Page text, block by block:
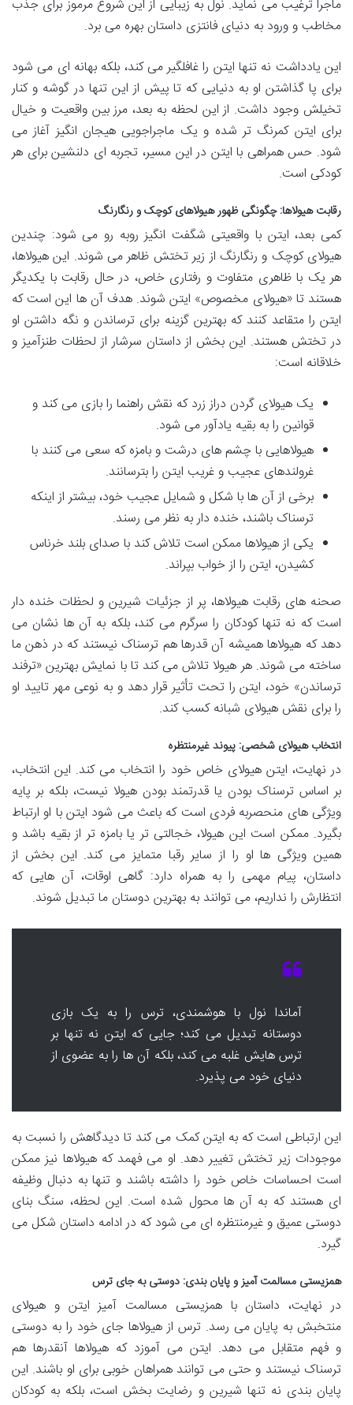
ماجرا ترغیب می نماید. نول به زیبایی از این شروع مرموز برای جذب
مخاطب و ورود به دنیای فانتزی داستان بهره می برد.
این یادداشت نه تنها ایتن را غافلگیر می کند، بلکه بهانه ای می شود
برای پا گذاشتن او به دنیایی که تا پیش از این تنها در گوشه و کنار
تخیلش وجود داشت. از این لحظه به بعد، مرز بین واقعیت و خیال
برای ایتن کمرنگ تر شده و یک ماجراجویی هیجان انگیز آغاز می
شود. حس همراهی با ایتن در این مسیر، تجربه ای دلنشین برای هر
کودکی است.
رقابت هیولاها: چگونگی ظهور هیولاهای کوچک و رنگارنگ
کمی بعد، ایتن با واقعیتی شگفت انگیز روبه رو می شود: چندین
هیولای کوچک و رنگارنگ از زیر تختش ظاهر می شوند. این هیولاها،
هر یک با ظاهری متفاوت و رفتاری خاص، در حال رقابت با یکدیگر
هستند تا «هیولای مخصوص» ایتن شوند. هدف آن ها این است که
ایتن را متقاعد کنند که بهترین گزینه برای ترساندن و نگه داشتن او
در تختش هستند. این بخش از داستان سرشار از لحظات طنزآمیز و
خلاقانه است:
یک هیولای گردن دراز زرد که نقش راهنما را بازی می کند و
قوانین را به بقیه یادآور می شود.
هیولاهایی با چشم های درشت و بامزه که سعی می کنند با
غرولندهای عجیب و غریب ایتن را بترسانند.
برخی از آن ها با شکل و شمایل عجیب خود، بیشتر از اینکه
ترسناک باشند، خنده دار به نظر می رسند.
یکی از هیولاها ممکن است تلاش کند با صدای بلند خرناس
کشیدن، ایتن را از خواب بپراند.
صحنه های رقابت هیولاها، پر از جزئیات شیرین و لحظات خنده دار
است که نه تنها کودکان را سرگرم می کند، بلکه به آن ها نشان می
دهد که هیولاها همیشه آن قدرها هم ترسناک نیستند که در ذهن ما
ساخته می شوند. هر هیولا تلاش می کند تا با نمایش بهترین «ترفند
ترساندن» خود، ایتن را تحت تأثیر قرار دهد و به نوعی مهر تایید او
را برای نقش هیولای شبانه کسب کند.
انتخاب هیولای شخصی: پیوند غیرمنتظره
در نهایت، ایتن هیولای خاص خود را انتخاب می کند. این انتخاب،
بر اساس ترسناک بودن یا قدرتمند بودن هیولا نیست، بلکه بر پایه
ویژگی های منحصربه فردی است که باعث می شود ایتن با او ارتباط
بگیرد. ممکن است این هیولا، خجالتی تر یا بامزه تر از بقیه باشد و
همین ویژگی ها او را از سایر رقبا متمایز می کند. این بخش از
داستان، پیام مهمی را به همراه دارد: گاهی اوقات، آن هایی که
انتظارش را نداریم، می توانند به بهترین دوستان ما تبدیل شوند.
آماندا نول با هوشمندی، ترس را به یک بازی
دوستانه تبدیل می کند؛ جایی که ایتن نه تنها بر
ترس هایش غلبه می کند، بلکه آن ها را به عضوی از
دنیای خود می پذیرد.
این ارتباطی است که به ایتن کمک می کند تا دیدگاهش را نسبت به
موجودات زیر تختش تغییر دهد. او می فهمد که هیولاها نیز ممکن
است احساسات خاص خود را داشته باشند و تنها به دنبال وظیفه
ای هستند که به آن ها محول شده است. این لحظه، سنگ بنای
دوستی عمیق و غیرمنتظره ای می شود که در ادامه داستان شکل می
گیرد.
همزیستی مسالمت آمیز و پایان بندی: دوستی به جای ترس
در نهایت، داستان با همزیستی مسالمت آمیز ایتن و هیولای
منتخبش به پایان می رسد. ترس از هیولاها جای خود را به دوستی
و فهم متقابل می دهد. ایتن می آموزد که هیولاها آنقدرها هم
ترسناک نیستند و حتی می توانند همراهان خوبی برای او باشند. این
پایان بندی نه تنها شیرین و رضایت بخش است، بلکه به کودکان